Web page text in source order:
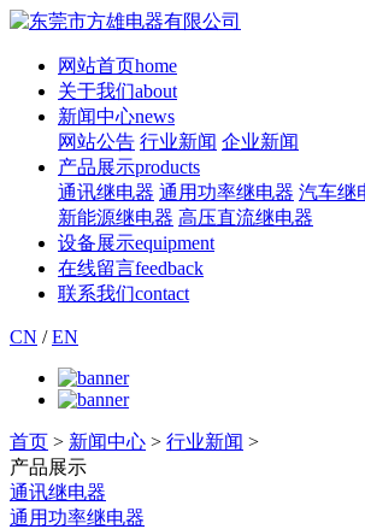
网站首页home
关于我们about
新闻中心news
网站公告 行业新闻 企业新闻
产品展示products
通讯继电器 通用功率继电器 汽车继
新能源继电器 高压直流继电器
设备展示equipment
在线留言feedback
联系我们contact
CN /EN
首页 > 新闻中心 > 行业新闻 >
产品展示
通讯继电器
通用功率继电器